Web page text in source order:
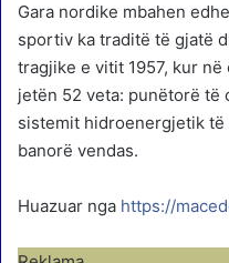
Gara nordike mbahen
sportiv ka traditë të gjatë
tragjike e vitit 1957, kur
jetën 52 veta: punëtorë
sistemit hidroenergjetik
banorë vendas.
Huazuar nga https://